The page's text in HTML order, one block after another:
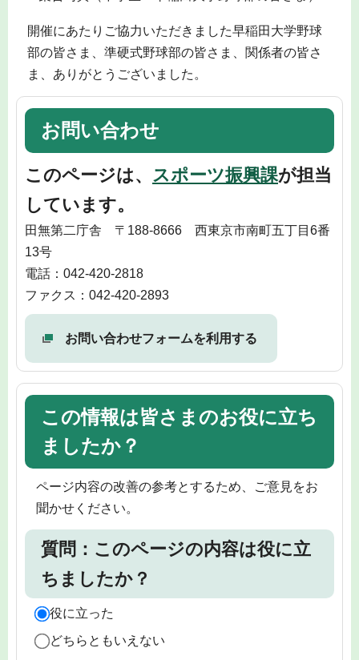
開催にあたりご協力いただきました早稲田大学野球
部の皆さま、準硬式野球部の皆さま、関係者の皆さ
ま、ありがとうございました。
お問い合わせ
このページは、 スポーツ振興課が担当
しています。
田無第二庁舎 〒188-8666 西東京市南町五丁目6番
13号
電話：042-420-2818
ファクス：042-420-2893
お問い合わせフォームを利用する
この情報は皆さまのお役に立ち
ましたか？
ページ内容の改善の参考とするため、ご意見をお
聞かせください。
質問：このページの内容は役に立
ちましたか？
役に立った
どちらともいえない